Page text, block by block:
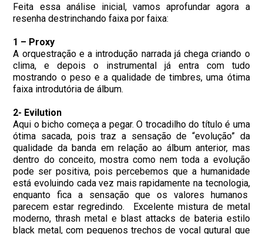
Feita essa análise inicial, vamos aprofundar agora a
resenha destrinchando faixa por faixa:
1 – Proxy
A orquestração e a introdução narrada já chega criando o
clima, e depois o instrumental já entra com tudo
mostrando o peso e a qualidade de timbres, uma ótima
faixa introdutória de álbum.
2- Evilution
Aqui o bicho começa a pegar. O trocadilho do título é uma
ótima sacada, pois traz a sensação de “evolução” da
qualidade da banda em relação ao álbum anterior, mas
dentro do conceito, mostra como nem toda a evolução
pode ser positiva, pois percebemos que a humanidade
está evoluindo cada vez mais rapidamente na tecnologia,
enquanto fica a sensação que os valores humanos
parecem estar regredindo. Excelente mistura de metal
moderno, thrash metal e blast attacks de bateria estilo
black metal, com pequenos trechos de vocal gutural que